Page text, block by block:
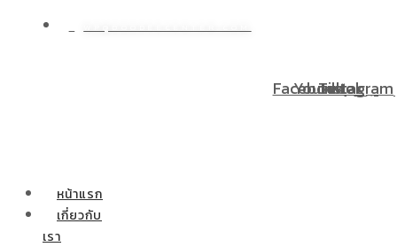
Facebook
Youtube
Tiktok
Instagram
หน้าแรก
เกี่ยวกับ
เรา